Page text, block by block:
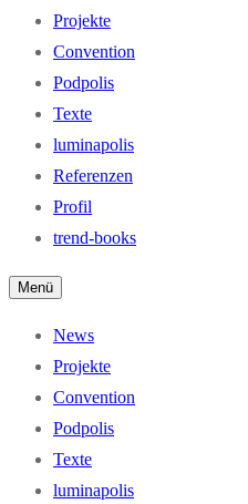
Projekte
Convention
Podpolis
Texte
luminapolis
Referenzen
Profil
trend-books
Menü
News
Projekte
Convention
Podpolis
Texte
luminapolis